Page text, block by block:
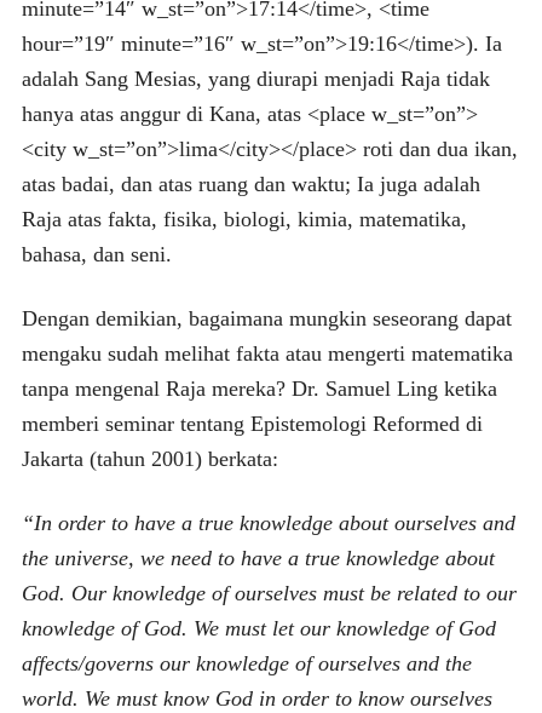
minute=”14″ w_st=”on”>17:14</time>, <time
hour=”19″ minute=”16″ w_st=”on”>19:16</time>). Ia
adalah Sang Mesias, yang diurapi menjadi Raja tidak
hanya atas anggur di Kana, atas <place w_st=”on”>
<city w_st=”on”>lima</city></place> roti dan dua ikan,
atas badai, dan atas ruang dan waktu; Ia juga adalah
Raja atas fakta, fisika, biologi, kimia, matematika,
bahasa, dan seni.
Dengan demikian, bagaimana mungkin seseorang dapat
mengaku sudah melihat fakta atau mengerti matematika
tanpa mengenal Raja mereka? Dr. Samuel Ling ketika
memberi seminar tentang Epistemologi Reformed di
Jakarta (tahun 2001) berkata:
“In order to have a true knowledge about ourselves and
the universe, we need to have a true knowledge about
God. Our knowledge of ourselves must be related to our
knowledge of God. We must let our knowledge of God
affects/governs our knowledge of ourselves and the
world. We must know God in order to know ourselves